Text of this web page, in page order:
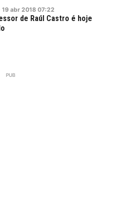
19 abr 2018 07:22
de Raúl Castro é hoje